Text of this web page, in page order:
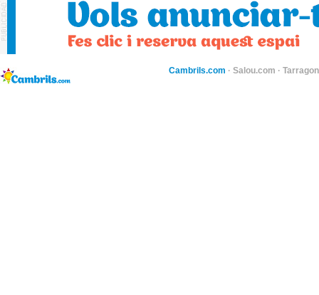
Cambrils.com · Salou.com ·